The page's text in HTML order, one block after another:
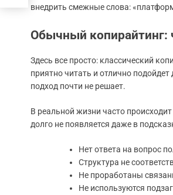
внедрить смежные слова:
Обычный копирайтинг:
Здесь все просто: классический
приятно читать и отлично
подход почти не решает.
В реальной жизни часто
долго не появляется даже в
Нет ответа на вопрос
Структура не
Не проработаны
Не используются